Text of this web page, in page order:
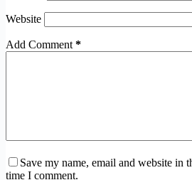
Website
Add Comment *
Save my name, email and website in
time I comment.